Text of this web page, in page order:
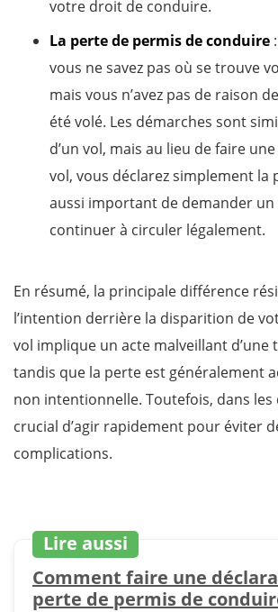
votre droit de conduire.
La perte de permis de conduire
vous ne savez pas où se trouve
mais vous n’avez pas de raison
été volé. Les démarches sont
d’un vol, mais au lieu de faire
vol, vous déclarez simplement la
aussi important de demander
continuer à circuler légalement.
En résumé, la principale différence
l’intention derrière la disparition de
vol implique un acte malveillant d’une
tandis que la perte est généralement
non intentionnelle. Toutefois, dans les
crucial d’agir rapidement pour éviter
complications.
Lire aussi
Comment faire une
perte de permis de